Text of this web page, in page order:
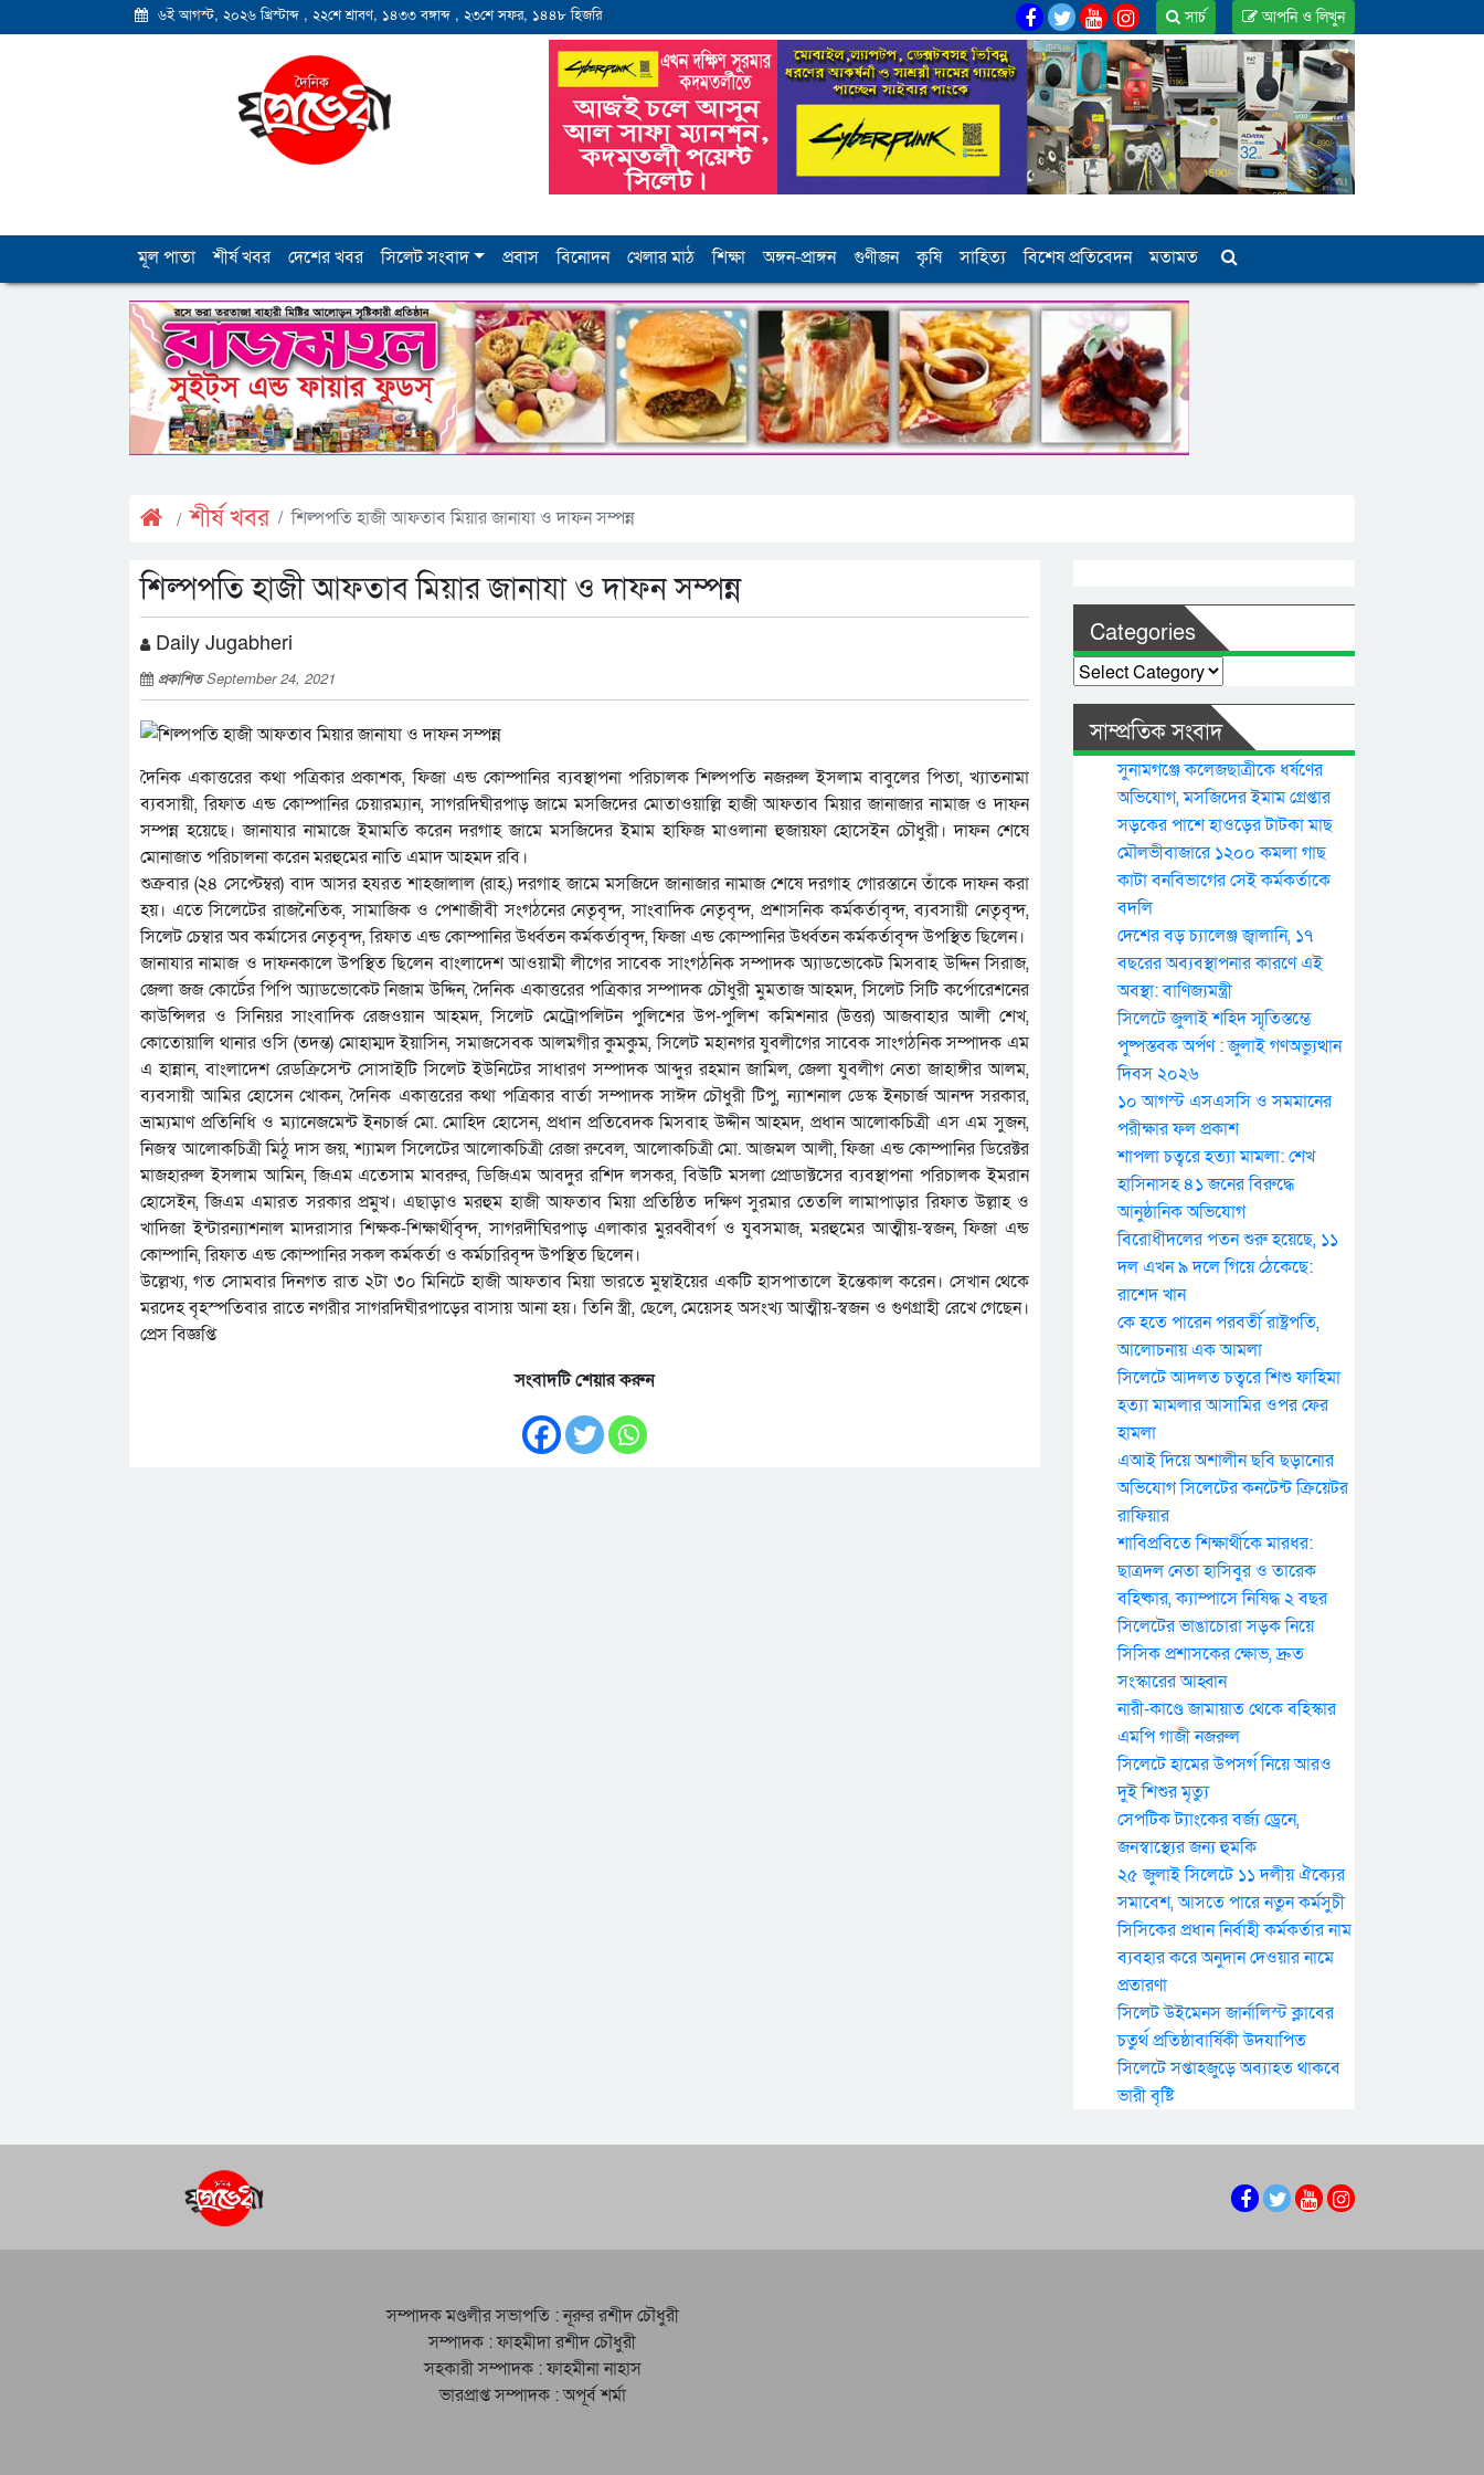
৬ই আগস্ট, ২০২৬ খ্রিস্টাব্দ , ২২শে শ্রাবণ, ১৪৩৩ বঙ্গাব্দ , ২৩শে সফর, ১৪৪৮ হিজরি আপনি ও লিখুন
সার্চ
মূল পাতা শীর্ষ খবর দেশের খবর সিলেট সংবাদ প্রবাস বিনোদন খেলার মাঠ শিক্ষা অঙ্গন-প্রাঙ্গন গুণীজন কৃষি সাহিত্য বিশেষ প্রতিবেদন মতামত
শীর্ষ খবর শিল্পপতি হাজী আফতাব মিয়ার জানাযা ও দাফন সম্পন্ন
শিল্পপতি হাজী আফতাব মিয়ার জানাযা ও দাফন সম্পন্ন
Daily Jugabheri
প্রকাশিতSeptember 24, 2021
দৈনিক একাত্তরের কথা পত্রিকার প্রকাশক, ফিজা এন্ড কোম্পানির ব্যবস্থাপনা পরিচালক শিল্পপতি নজরুল ইসলাম বাবুলের পিতা, খ্যাতনামা
ব্যবসায়ী, রিফাত এন্ড কোম্পানির চেয়ারম্যান, সাগরদিঘীরপাড় জামে মসজিদের মোতাওয়াল্লি হাজী আফতাব মিয়ার জানাজার নামাজ ও দাফন
সম্পন্ন হয়েছে। জানাযার নামাজে ইমামতি করেন দরগাহ জামে মসজিদের ইমাম হাফিজ মাওলানা হুজায়ফা হোসেইন চৌধুরী। দাফন শেষে
মোনাজাত পরিচালনা করেন মরহুমের নাতি এমাদ আহমদ রবি।
শুক্রবার (২৪ সেপ্টেম্বর) বাদ আসর হযরত শাহজালাল (রাহ.) দরগাহ জামে মসজিদে জানাজার নামাজ শেষে দরগাহ গোরস্তানে তাঁকে দাফন করা
হয়। এতে সিলেটের রাজনৈতিক, সামাজিক ও পেশাজীবী সংগঠনের নেতৃবৃন্দ, সাংবাদিক নেতৃবৃন্দ, প্রশাসনিক কর্মকর্তাবৃন্দ, ব্যবসায়ী নেতৃবৃন্দ,
সিলেট চেম্বার অব কর্মাসের নেতৃবৃন্দ, রিফাত এন্ড কোম্পানির উর্ধ্বতন কর্মকর্তাবৃন্দ, ফিজা এন্ড কোম্পানির উর্ধ্বতন কর্মকর্তাবৃন্দ উপস্থিত ছিলেন।
জানাযার নামাজ ও দাফনকালে উপস্থিত ছিলেন বাংলাদেশ আওয়ামী লীগের সাবেক সাংগঠনিক সম্পাদক অ্যাডভোকেট মিসবাহ উদ্দিন সিরাজ,
জেলা জজ কোর্টের পিপি অ্যাডভোকেট নিজাম উদ্দিন, দৈনিক একাত্তরের পত্রিকার সম্পাদক চৌধুরী মুমতাজ আহমদ, সিলেট সিটি কর্পোরেশনের
কাউন্সিলর ও সিনিয়র সাংবাদিক রেজওয়ান আহমদ, সিলেট মেট্রোপলিটন পুলিশের উপ-পুলিশ কমিশনার (উত্তর) আজবাহার আলী শেখ,
কোতোয়ালি থানার ওসি (তদন্ত) মোহাম্মদ ইয়াসিন, সমাজসেবক আলমগীর কুমকুম, সিলেট মহানগর যুবলীগের সাবেক সাংগঠনিক সম্পাদক এম
এ হান্নান, বাংলাদেশ রেডক্রিসেন্ট সোসাইটি সিলেট ইউনিটের সাধারণ সম্পাদক আব্দুর রহমান জামিল, জেলা যুবলীগ নেতা জাহাঙ্গীর আলম,
ব্যবসায়ী আমির হোসেন খোকন, দৈনিক একাত্তরের কথা পত্রিকার বার্তা সম্পাদক সাঈদ চৌধুরী টিপু, ন্যাশনাল ডেস্ক ইনচার্জ আনন্দ সরকার,
ভ্রাম্যমাণ প্রতিনিধি ও ম্যানেজমেন্ট ইনচার্জ মো. মোহিদ হোসেন, প্রধান প্রতিবেদক মিসবাহ উদ্দীন আহমদ, প্রধান আলোকচিত্রী এস এম সুজন,
নিজস্ব আলোকচিত্রী মিঠু দাস জয়, শ্যামল সিলেটের আলোকচিত্রী রেজা রুবেল, আলোকচিত্রী মো. আজমল আলী, ফিজা এন্ড কোম্পানির ডিরেক্টর
মাজহারুল ইসলাম আমিন, জিএম এতেসাম মাবরুর, ডিজিএম আবদুর রশিদ লসকর, বিউটি মসলা প্রোডাক্টসের ব্যবস্থাপনা পরিচালক ইমরান
হোসেইন, জিএম এমারত সরকার প্রমুখ। এছাড়াও মরহুম হাজী আফতাব মিয়া প্রতিষ্ঠিত দক্ষিণ সুরমার তেতলি লামাপাড়ার রিফাত উল্লাহ ও
খাদিজা ইন্টারন্যাশনাল মাদরাসার শিক্ষক-শিক্ষার্থীবৃন্দ, সাগরদীঘিরপাড় এলাকার মুরব্বীবর্গ ও যুবসমাজ, মরহুমের আত্মীয়-স্বজন, ফিজা এন্ড
কোম্পানি, রিফাত এন্ড কোম্পানির সকল কর্মকর্তা ও কর্মচারিবৃন্দ উপস্থিত ছিলেন।
উল্লেখ্য, গত সোমবার দিনগত রাত ২টা ৩০ মিনিটে হাজী আফতাব মিয়া ভারতে মুম্বাইয়ের একটি হাসপাতালে ইন্তেকাল করেন। সেখান থেকে
মরদেহ বৃহস্পতিবার রাতে নগরীর সাগরদিঘীরপাড়ের বাসায় আনা হয়। তিনি স্ত্রী, ছেলে, মেয়েসহ অসংখ্য আত্মীয়-স্বজন ও গুণগ্রাহী রেখে গেছেন।
প্রেস বিজ্ঞপ্তি
সংবাদটি শেয়ার করুন
Categories
Categories
সাম্প্রতিক সংবাদ
সুনামগঞ্জে কলেজছাত্রীকে ধর্ষণের
অভিযোগ, মসজিদের ইমাম গ্রেপ্তার
সড়কের পাশে হাওড়ের টাটকা মাছ
মৌলভীবাজারে ১২০০ কমলা গাছ
কাটা বনবিভাগের সেই কর্মকর্তাকে
বদলি
দেশের বড় চ্যালেঞ্জ জ্বালানি, ১৭
বছরের অব্যবস্থাপনার কারণে এই
অবস্থা: বাণিজ্যমন্ত্রী
সিলেটে জুলাই শহিদ স্মৃতিস্তম্ভে
পুষ্পস্তবক অর্পণ : জুলাই গণঅভ্যুত্থান
দিবস ২০২৬
১০ আগস্ট এসএসসি ও সমমানের
পরীক্ষার ফল প্রকাশ
শাপলা চত্বরে হত্যা মামলা: শেখ
হাসিনাসহ ৪১ জনের বিরুদ্ধে
আনুষ্ঠানিক অভিযোগ
বিরোধীদলের পতন শুরু হয়েছে, ১১
দল এখন ৯ দলে গিয়ে ঠেকেছে:
রাশেদ খান
কে হতে পারেন পরবর্তী রাষ্ট্রপতি,
আলোচনায় এক আমলা
সিলেটে আদলত চত্বরে শিশু ফাহিমা
হত্যা মামলার আসামির ওপর ফের
হামলা
এআই দিয়ে অশালীন ছবি ছড়ানোর
অভিযোগ সিলেটের কনটেন্ট ক্রিয়েটর
রাফিয়ার
শাবিপ্রবিতে শিক্ষার্থীকে মারধর:
ছাত্রদল নেতা হাসিবুর ও তারেক
বহিষ্কার, ক্যাম্পাসে নিষিদ্ধ ২ বছর
সিলেটের ভাঙাচোরা সড়ক নিয়ে
সিসিক প্রশাসকের ক্ষোভ, দ্রুত
সংস্কারের আহ্বান
নারী-কাণ্ডে জামায়াত থেকে বহিস্কার
এমপি গাজী নজরুল
সিলেটে হামের উপসর্গ নিয়ে আরও
দুই শিশুর মৃত্যু
সেপটিক ট্যাংকের বর্জ্য ড্রেনে,
জনস্বাস্থ্যের জন্য হুমকি
২৫ জুলাই সিলেটে ১১ দলীয় ঐক্যের
সমাবেশ, আসতে পারে নতুন কর্মসুচী
সিসিকের প্রধান নির্বাহী কর্মকর্তার নাম
ব্যবহার করে অনুদান দেওয়ার নামে
প্রতারণা
সিলেট উইমেনস জার্নালিস্ট ক্লাবের
চতুর্থ প্রতিষ্ঠাবার্ষিকী উদযাপিত
সিলেটে সপ্তাহজুড়ে অব্যাহত থাকবে
ভারী বৃষ্টি
সম্পাদক মণ্ডলীর সভাপতি : নূরুর রশীদ চৌধুরী
সম্পাদক : ফাহমীদা রশীদ চৌধুরী
সহকারী সম্পাদক : ফাহমীনা নাহাস
ভারপ্রাপ্ত সম্পাদক : অপূর্ব শর্মা